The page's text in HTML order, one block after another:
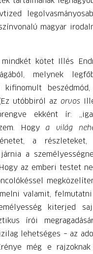
magyar
mindkét kötet Illés
melynek
utóbbiról az orvos
ekként ír:
Hogya világ
a részleteket,
a
az emberi testet
valamit,
kiterjed
írói
lehetséges – az
még e